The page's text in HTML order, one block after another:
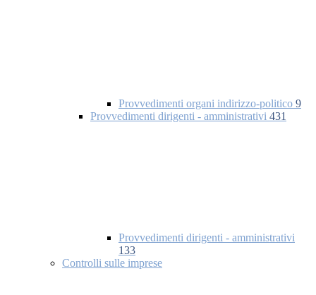
Provvedimenti organi indirizzo-politico 9
Provvedimenti dirigenti - amministrativi 431
Provvedimenti dirigenti - amministrativi
133
Controlli sulle imprese